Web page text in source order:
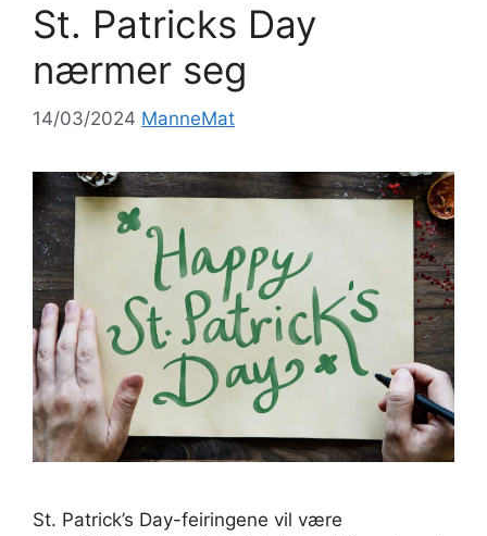
St. Patricks Day
nærmer seg
14/03/2024 ManneMat
St. Patrick’s Day-feiringene vil være